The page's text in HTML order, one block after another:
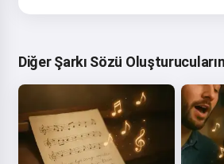
Diğer Şarkı Sözü